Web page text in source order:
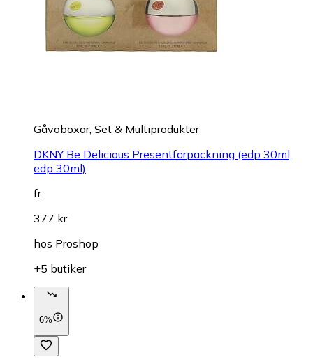
Gåvoboxar, Set & Multiprodukter
DKNY Be Delicious Presentförpackning (edp 30ml,
edp 30ml)
fr.
377 kr
hos Proshop
+5 butiker
6%